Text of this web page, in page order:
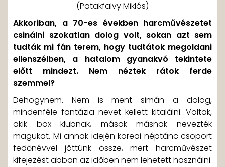
(Patakfalvy Miklós)
Akkoriban, a 70-es években harcművészetet
csinálni szokatlan dolog volt, sokan azt sem
tudták mi fán terem, hogy tudtátok megoldani
ellenszélben, a hatalom gyanakvó tekintete
előtt mindezt. Nem néztek rátok ferde
szemmel?
Dehogynem. Nem is ment simán a dolog,
mindenféle fantázia nevet kellett kitalálni. Voltak,
akik box klubnak, mások másnak nevezték
magukat. Mi annak idején koreai néptánc csoport
fedőnévvel jöttünk össze, mert harcművészet
kifejezést abban az időben nem lehetett használni.